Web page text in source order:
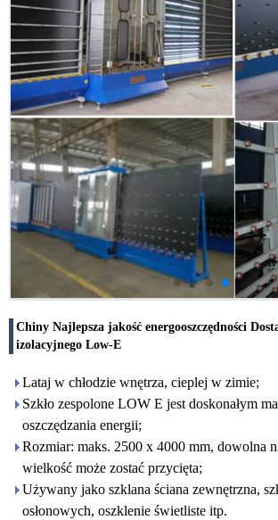
Chiny Najlepsza jakość energooszczędności
izolacyjnego Low-E
Lataj w chłodzie wnętrza, cieplej w zimie;
Szkło zespolone LOW E jest doskonałym
oszczędzania energii;
Rozmiar: maks. 2500 x 4000 mm, dowolna
wielkość może zostać przycięta;
Używany jako szklana ściana zewnętrzna,
osłonowych, oszklenie świetliste itp.